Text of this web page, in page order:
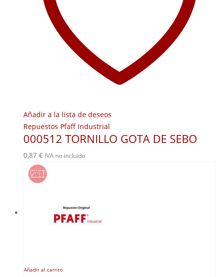
Añadir a la lista de deseos
Repuestos Pfaff Industrial
000512 TORNILLO GOTA DE SEBO
0,87 € IVA no incluido
Añadir al carrito